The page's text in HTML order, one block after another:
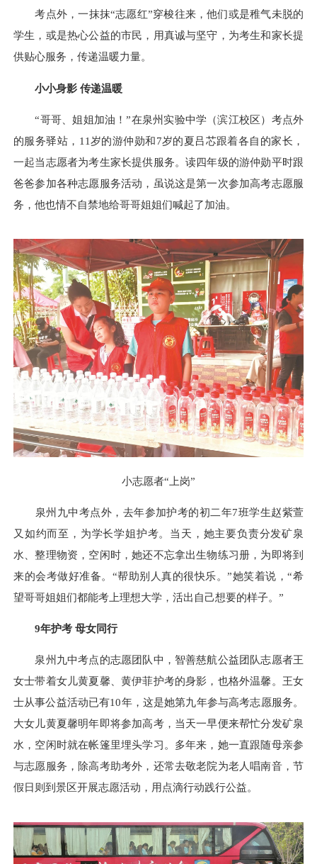
考点外，一抹抹“志愿红”穿梭往来，他们或是稚气未脱的
学生，或是热心公益的市民，用真诚与坚守，为考生和家长提
供贴心服务，传递温暖力量。
小小身影 传递温暖
“哥哥、姐姐加油！”在泉州实验中学（滨江校区）考点外
的服务驿站，11岁的游仲勋和7岁的夏吕芯跟着各自的家长，
一起当志愿者为考生家长提供服务。读四年级的游仲勋平时跟
爸爸参加各种志愿服务活动，虽说这是第一次参加高考志愿服
务，他也情不自禁地给哥哥姐姐们喊起了加油。
小志愿者“上岗”
泉州九中考点外，去年参加护考的初二年7班学生赵紫萱
又如约而至，为学长学姐护考。当天，她主要负责分发矿泉
水、整理物资，空闲时，她还不忘拿出生物练习册，为即将到
来的会考做好准备。“帮助别人真的很快乐。”她笑着说，“希
望哥哥姐姐们都能考上理想大学，活出自己想要的样子。”
9年护考 母女同行
泉州九中考点的志愿团队中，智善慈航公益团队志愿者王
女士带着女儿黄夏馨、黄伊菲护考的身影，也格外温馨。王女
士从事公益活动已有10年，这是她第九年参与高考志愿服务。
大女儿黄夏馨明年即将参加高考，当天一早便来帮忙分发矿泉
水，空闲时就在帐篷里埋头学习。多年来，她一直跟随母亲参
与志愿服务，除高考助考外，还常去敬老院为老人唱南音，节
假日则到景区开展志愿活动，用点滴行动践行公益。